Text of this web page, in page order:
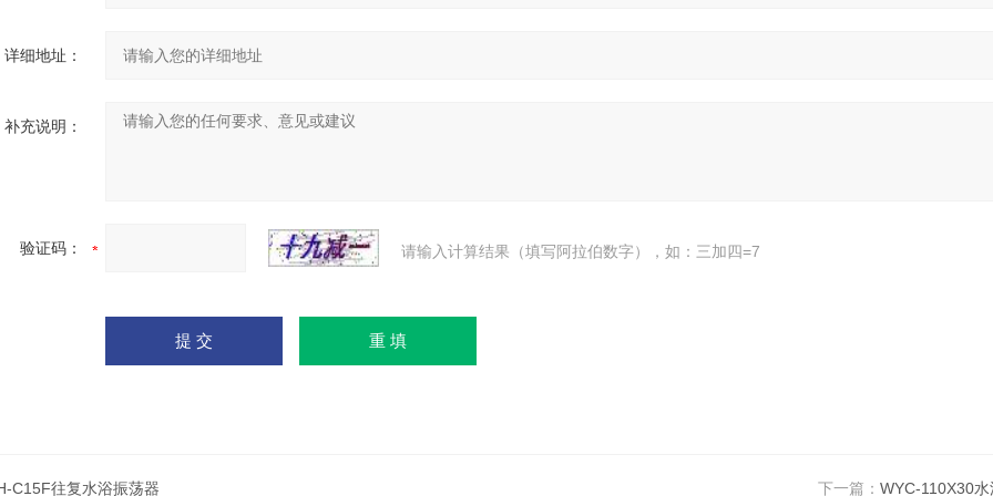
详细地址：
补充说明：
验证码： 请输入计算结果（填写阿拉伯数字），如：三加四=7
C15F往复水浴振荡器 下一篇： WYC-110X30